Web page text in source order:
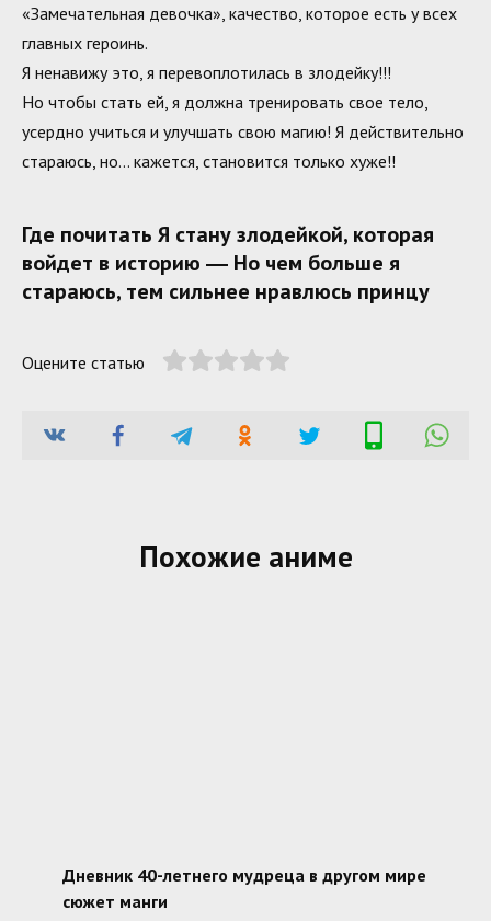
«Замечательная девочка», качество, которое есть у всех
главных героинь.
Я ненавижу это, я перевоплотилась в злодейку!!!
Но чтобы стать ей, я должна тренировать свое тело,
усердно учиться и улучшать свою магию! Я действительно
стараюсь, но… кажется, становится только хуже!!
Где почитать Я стану злодейкой, которая
войдет в историю ― Но чем больше я
стараюсь, тем сильнее нравлюсь принцу
Оцените статью
Похожие аниме
Дневник 40-летнего мудреца в другом мире
сюжет манги